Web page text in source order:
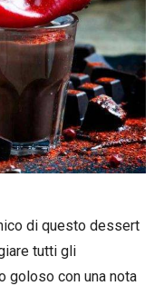
di questo dessert
tutti gli
goloso con una nota